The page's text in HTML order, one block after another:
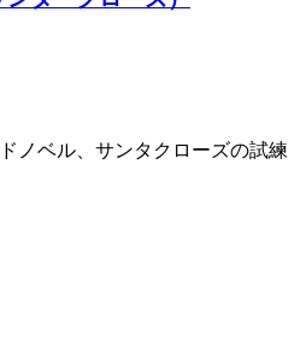
ノベル、サンタクローズの試練